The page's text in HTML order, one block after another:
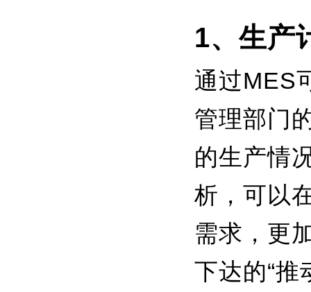
1、生产
通过MES
管理部门
的生产情
析，可以
需求，更
下达的“推